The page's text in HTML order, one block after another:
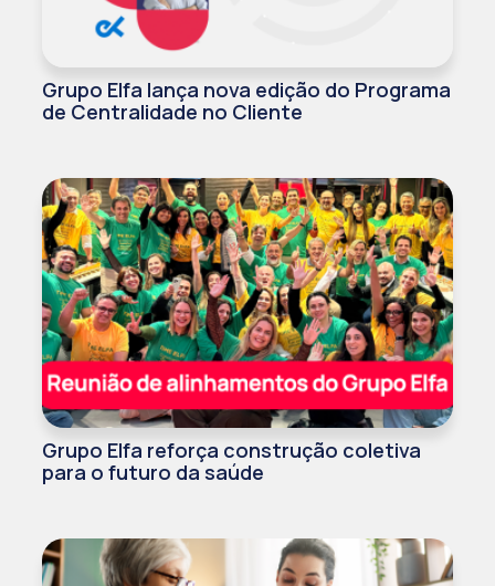
Grupo Elfa lança nova edição do Programa
de Centralidade no Cliente
Grupo Elfa reforça construção coletiva
para o futuro da saúde